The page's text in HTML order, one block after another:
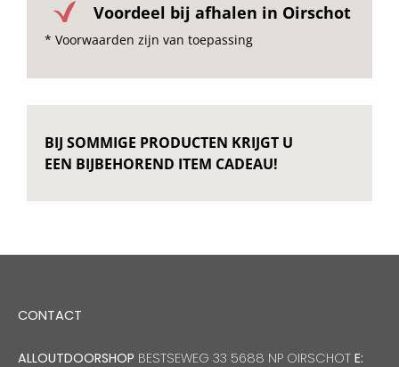
Voordeel bij afhalen in Oirschot
* Voorwaarden zijn van toepassing
BIJ SOMMIGE PRODUCTEN KRIJGT U
EEN BIJBEHOREND ITEM CADEAU!
CONTACT
ALLOUTDOORSHOP BESTSEWEG 33 5688 NP OIRSCHOT E: